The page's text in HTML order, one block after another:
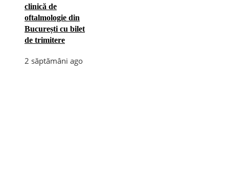
clinică de
oftalmologie din
București cu bilet
de trimitere
2 săptămâni ago